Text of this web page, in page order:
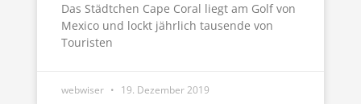
Das Städtchen Cape Coral liegt am Golf von
Mexico und lockt jährlich tausende von
Touristen
webwiser 19. Dezember 2019